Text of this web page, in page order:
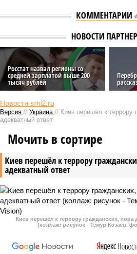
КОММЕНТАРИИ
НОВОСТИ
Росстат назвал регионы со
средней зарплатой выше 200
тысяч рублей
Новости smi2.ru
Версия // Украина // Киев перешёл к террору
адекватный ответ
Киев перешёл к террору
адекватный ответ
Мочить в сортире
Киев перешёл к террору гражданских, пора
(коллаж: рисунок - Темур Козаев,